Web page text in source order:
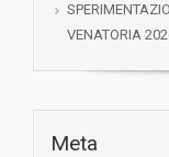
VENATORIA
Meta